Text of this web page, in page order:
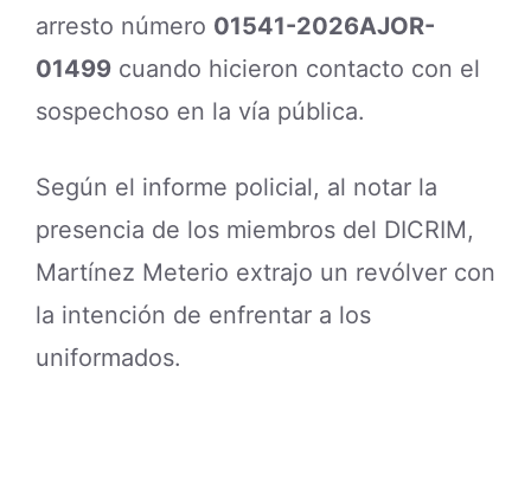
arresto número 01541-2026AJOR-
01499 cuando hicieron contacto con el
sospechoso en la vía pública.
Según el informe policial, al notar la
presencia de los miembros del DICRIM,
Martínez Meterio extrajo un revólver con
la intención de enfrentar a los
uniformados.